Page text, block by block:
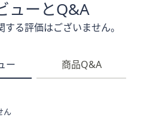
ューとQ&A
する評価はございません。
ー 商品Q&A
ん